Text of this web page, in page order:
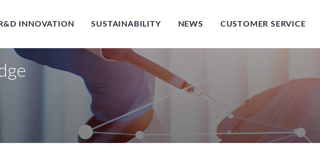
R&D INNOVATION SUSTAINABILITY NEWS CUSTOMER SERVICE